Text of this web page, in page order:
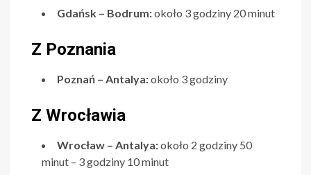
Gdańsk – Bodrum:około 3 godziny 20 minut
Z Poznania
Poznań – Antalya:około 3 godziny
Z Wrocławia
Wrocław – Antalya:około 2 godziny 50
minut – 3 godziny 10 minut